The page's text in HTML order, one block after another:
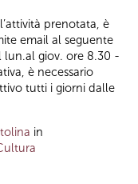
prenotata, è
email al seguente
lun.al giov. ore 8.30 -
è necessario
tutti i giorni dalle
in